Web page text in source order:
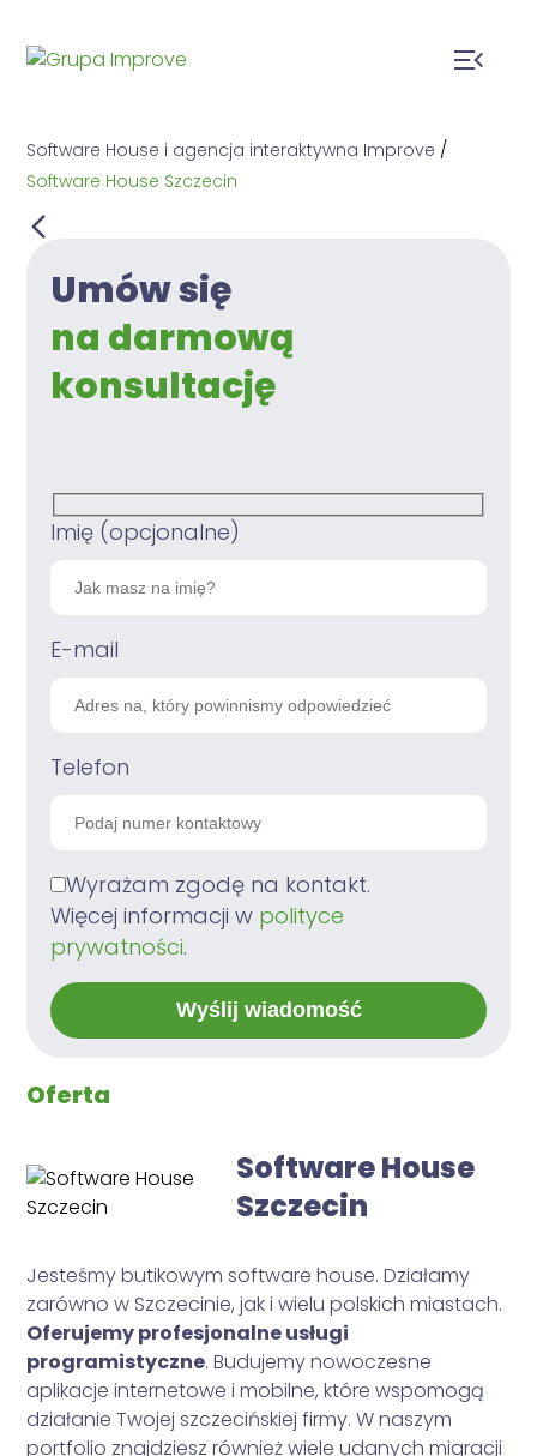
Software House i agencja interaktywna Improve /
Software House Szczecin
Umów się
na darmową
konsultację
Imię (opcjonalne)
E-mail
Telefon
Wyrażam zgodę na kontakt.
Więcej informacji w polityce
prywatności.
Oferta
Software House
Szczecin
Jesteśmy butikowym software house. Działamy
zarówno w Szczecinie, jak i wielu polskich miastach.
Oferujemy profesjonalne usługi
programistyczne. Budujemy nowoczesne
aplikacje internetowe i mobilne, które wspomogą
działanie Twojej szczecińskiej firmy. W naszym
portfolio znajdziesz również wiele udanych migracji